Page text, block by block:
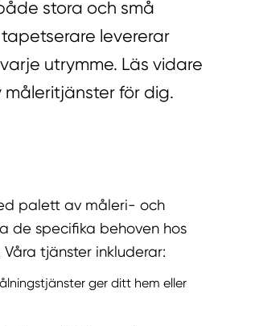
stora och små
levererar
utrymme. Läs vidare
för dig.
palett av måleri- och
de specifika behoven hos
tjänster inkluderar:
ger ditt hem eller